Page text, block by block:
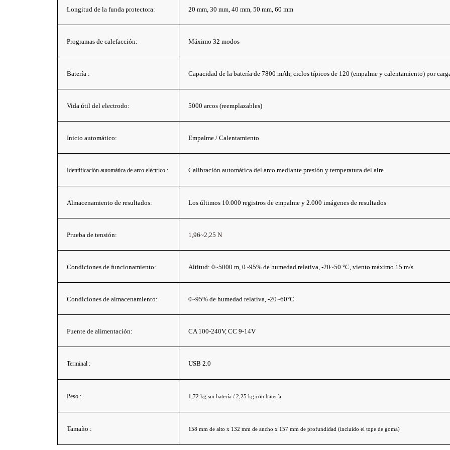
Longitud de la funda protectora: 20 mm, 30 mm, 40 mm, 50 mm, 60 mm
Programas de calefacción: Máximo 32 modos
Batería : Capacidad de la batería de 7800 mAh, ciclos típicos de 120 (empalme y calentamiento) por
Vida útil del electrodo: 5000 arcos (reemplazables)
Inicio automático: Empalme / Calentamiento
Identificación automática de arco eléctrico : Calibración automática del arco mediante presión y temperatura del aire.
Almacenamiento de resultados: Los últimos 10.000 registros de empalme y 2.000 imágenes de resultados
Prueba de tensión: 1,96~2,25 N
Condiciones de funcionamiento: Altitud: 0~5000 m, 0~95% de humedad relativa, -20~50 °C, viento máximo 15 m/s
Condiciones de almacenamiento: 0~95% de humedad relativa, -20~60°C
Fuente de alimentación: CA 100-240V, CC 9-14V
Terminal : USB 2.0
Peso : 1,72 kg sin batería / 2,25 kg con batería
Tamaño : 158 mm de alto x 132 mm de ancho x 157 mm de profundidad (incluido el tope de goma)